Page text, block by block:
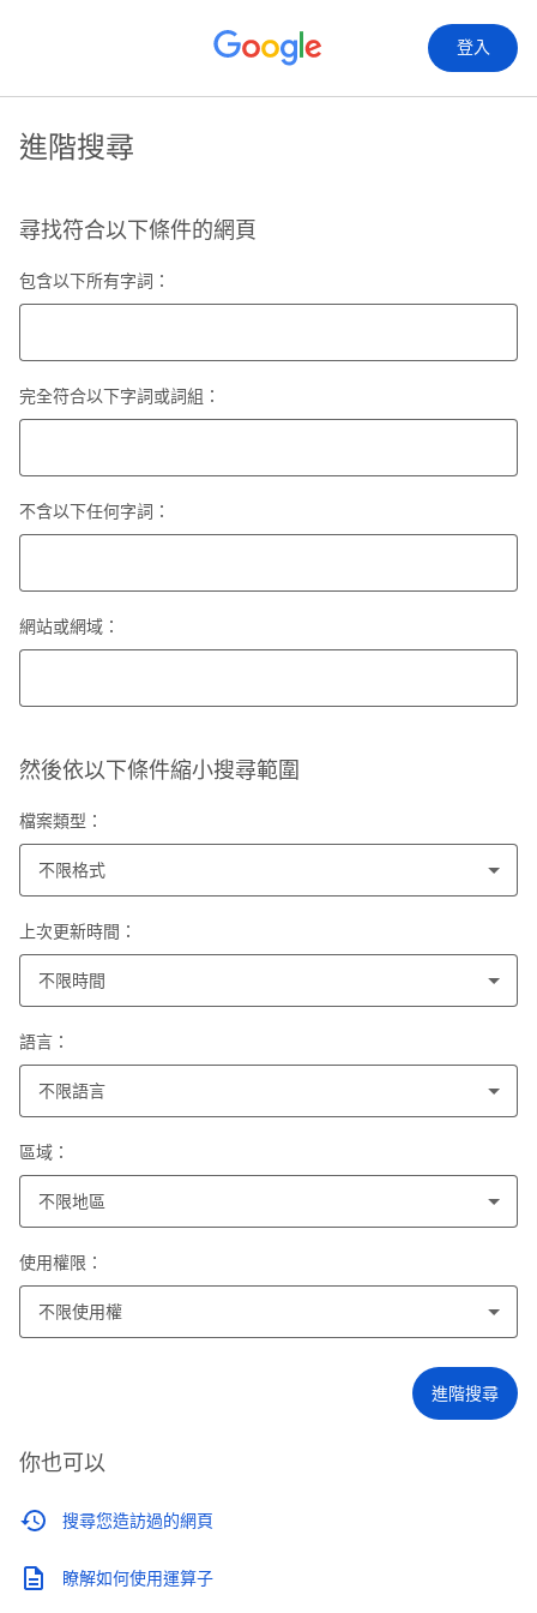
登入
進階搜尋
尋找符合以下條件的網頁
包含以下所有字詞：
完全符合以下字詞或詞組：
不含以下任何字詞：
網站或網域：
然後依以下條件縮小搜尋範圍
檔案類型：
不限格式
上次更新時間：
不限時間
語言：
不限語言
區域：
不限地區
使用權限：
不限使用權
進階搜尋
你也可以
搜尋您造訪過的網頁
瞭解如何使用運算子